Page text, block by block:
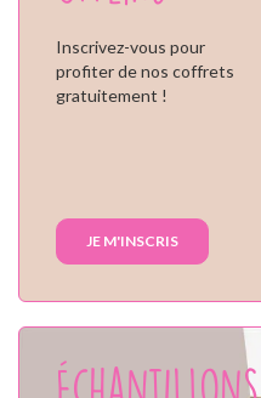
Inscrivez-vous pour
profiter de nos coffrets
gratuitement !
JE M'INSCRIS
Échantillons